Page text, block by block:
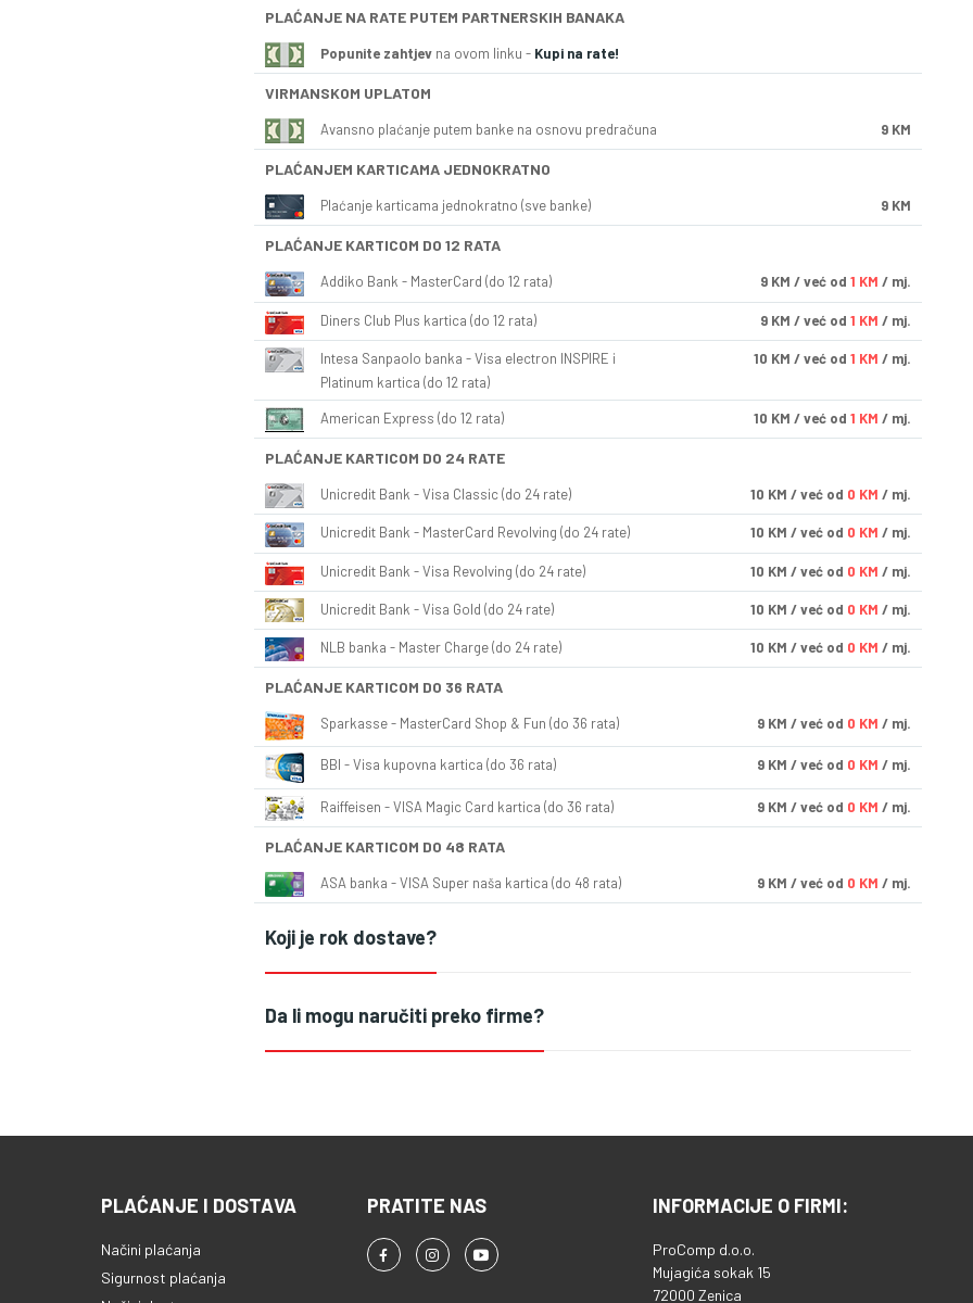
PLAĆANJE NA RATE PUTEM PARTNERSKIH BANAKA
Popunite zahtjev na ovom linku - Kupi na rate!
VIRMANSKOM UPLATOM
Avansno plaćanje putem banke na osnovu predračuna 9 KM
PLAĆANJEM KARTICAMA JEDNOKRATNO
Plaćanje karticama jednokratno (sve banke) 9 KM
PLAĆANJE KARTICOM DO 12 RATA
Addiko Bank - MasterCard (do 12 rata) 9 KM / već od 1 KM / mj.
Diners Club Plus kartica (do 12 rata) 9 KM / već od 1 KM / mj.
Intesa Sanpaolo banka - Visa electron INSPIRE i
Platinum kartica (do 12 rata)
10 KM / već od 1 KM / mj.
American Express (do 12 rata) 10 KM / već od 1 KM / mj.
PLAĆANJE KARTICOM DO 24 RATE
Unicredit Bank - Visa Classic (do 24 rate) 10 KM / već od 0 KM / mj.
Unicredit Bank - MasterCard Revolving (do 24 rate) 10 KM / već od 0 KM / mj.
Unicredit Bank - Visa Revolving (do 24 rate) 10 KM / već od 0 KM / mj.
Unicredit Bank - Visa Gold (do 24 rate) 10 KM / već od 0 KM / mj.
NLB banka - Master Charge (do 24 rate) 10 KM / već od 0 KM / mj.
PLAĆANJE KARTICOM DO 36 RATA
Sparkasse - MasterCard Shop & Fun (do 36 rata) 9 KM / već od 0 KM / mj.
BBI - Visa kupovna kartica (do 36 rata) 9 KM / već od 0 KM / mj.
Raiffeisen - VISA Magic Card kartica (do 36 rata) 9 KM / već od 0 KM / mj.
PLAĆANJE KARTICOM DO 48 RATA
ASA banka - VISA Super naša kartica (do 48 rata) 9 KM / već od 0 KM / mj.
Koji je rok dostave?
Da li mogu naručiti preko firme?
PLAĆANJE I DOSTAVA
Načini plaćanja
Sigurnost plaćanja
PRATITE NAS INFORMACIJE O FIRMI:
ProComp d.o.o.
Mujagića sokak 15
72000 Zenica